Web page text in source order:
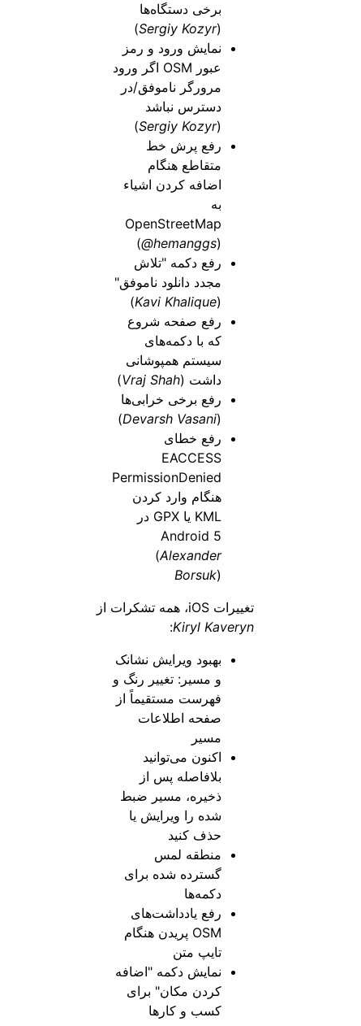
برخی دستگاه‌ها
(
Sergiy Kozyr
)
نمایش ورود و رمز
عبور OSM اگر ورود
مرورگر ناموفق/در
دسترس نباشد
(
Sergiy Kozyr
)
رفع پرش خط
متقاطع هنگام
اضافه کردن اشیاء
به
OpenStreetMap
(@hemanggs)
رفع دکمه "تلاش
مجدد دانلود ناموفق"
(
Kavi Khalique
)
رفع صفحه شروع
که با دکمه‌های
سیستم همپوشانی
داشت (Vraj Shah
)
رفع برخی خرابی‌ها
(
Devarsh Vasani
)
رفع خطای
EACCESS
PermissionDenied
هنگام وارد کردن
KML یا GPX در
Android 5
(Alexander
Borsuk)
تغییرات iOS، همه تشکرات از
Kiryl Kaveryn
:
بهبود ویرایش نشانک
و مسیر: تغییر رنگ و
فهرست مستقیماً از
صفحه اطلاعات
مسیر
اکنون می‌توانید
بلافاصله پس از
ذخیره، مسیر ضبط
شده را ویرایش یا
حذف کنید
منطقه لمس
گسترده شده برای
دکمه‌ها
رفع یادداشت‌های
OSM پریدن هنگام
تایپ متن
نمایش دکمه "اضافه
کردن مکان" برای
کسب و کارها